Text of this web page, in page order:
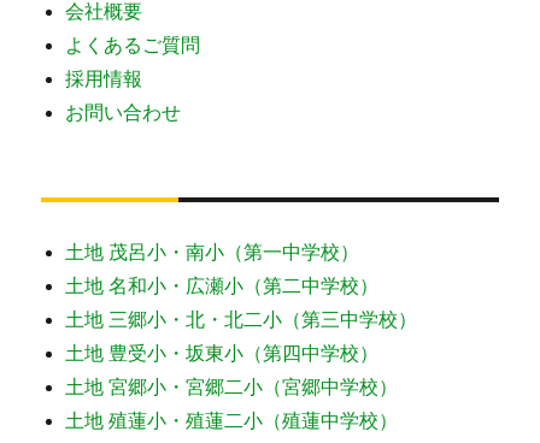
会社概要
よくあるご質問
採用情報
お問い合わせ
土地 茂呂小・南小（第一中学校）
土地 名和小・広瀬小（第二中学校）
土地 三郷小・北・北二小（第三中学校）
土地 豊受小・坂東小（第四中学校）
土地 宮郷小・宮郷二小（宮郷中学校）
土地 殖蓮小・殖蓮二小（殖蓮中学校）